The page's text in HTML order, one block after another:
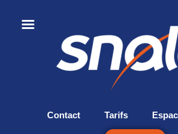
Contact Tarifs